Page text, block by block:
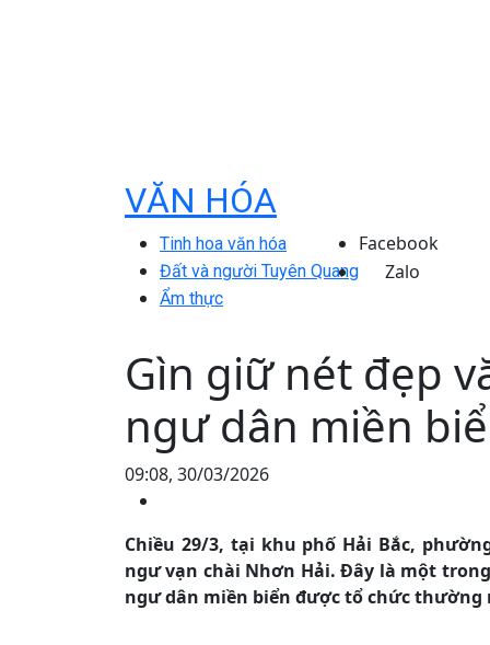
VĂN HÓA
Tinh hoa văn hóa
Đất và người Tuyên Quang
Ẩm thực
Facebook
Zalo
Gìn giữ nét đẹp
ngư dân miền
09:08, 30/03/2026
Chiều 29/3, tại khu phố Hải Bắc,
ngư vạn chài Nhơn Hải. Đây là một
ngư dân miền biển được tổ chức thường